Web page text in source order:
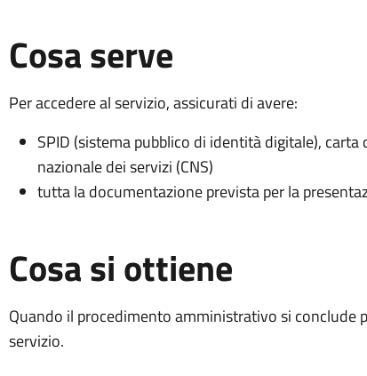
Cosa serve
Per accedere al servizio, assicurati di avere:
SPID (sistema pubblico di identità digitale), carta
nazionale dei servizi (CNS)
tutta la documentazione prevista per la
Cosa si ottiene
Quando il procedimento amministrativo si conclude
servizio.